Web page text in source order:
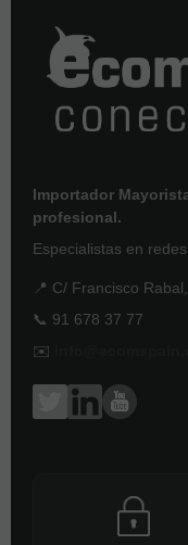
Importador
profesional.
Especialistas en
📍 C/ Francisco
📞 91 678 37 77
✉️